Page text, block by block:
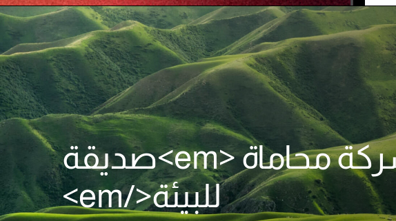
شركة محاماة <em>صديقة
للبيئة</em>